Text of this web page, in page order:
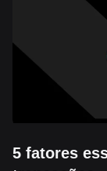
5 fatores